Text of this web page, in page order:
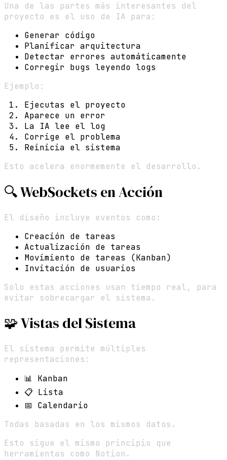
Una de las partes más interesantes del
proyecto es el uso de IA para:
Generar código
Planificar arquitectura
Detectar errores automáticamente
Corregir bugs leyendo logs
Ejemplo:
Ejecutas el proyecto
Aparece un error
La IA lee el log
Corrige el problema
Reinicia el sistema
Esto acelera enormemente el desarrollo.
🔍 WebSockets en Acción
El diseño incluye eventos como:
Creación de tareas
Actualización de tareas
Movimiento de tareas (Kanban)
Invitación de usuarios
Solo estas acciones usan tiempo real, para
evitar sobrecargar el sistema.
🧩 Vistas del Sistema
El sistema permite múltiples
representaciones:
📊 Kanban
📋 Lista
📅 Calendario
Todas basadas en los mismos datos.
Esto sigue el mismo principio que
herramientas como Notion.